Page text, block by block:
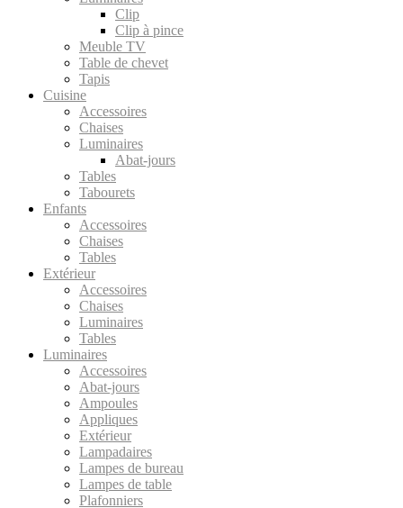
Clip
Clip à pince
Meuble TV
Table de chevet
Tapis
Cuisine
Accessoires
Chaises
Luminaires
Abat-jours
Tables
Tabourets
Enfants
Accessoires
Chaises
Tables
Extérieur
Accessoires
Chaises
Luminaires
Tables
Luminaires
Accessoires
Abat-jours
Ampoules
Appliques
Extérieur
Lampadaires
Lampes de bureau
Lampes de table
Plafonniers